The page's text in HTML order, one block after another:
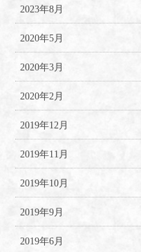
2023年8月
2020年5月
2020年3月
2020年2月
2019年12月
2019年11月
2019年10月
2019年9月
2019年6月